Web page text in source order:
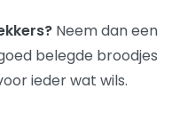
Neem dan een
belegde broodjes
ieder wat wils.